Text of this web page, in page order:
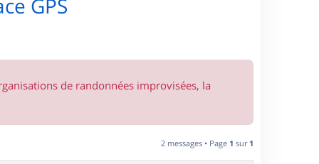
GPS
de randonnées improvisées, la
2 messages • Page 1 sur 1